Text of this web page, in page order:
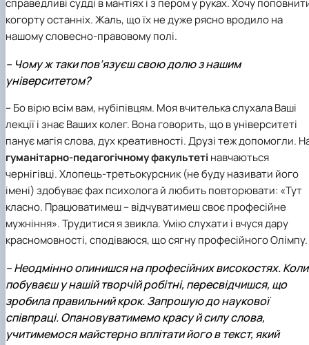
справедливі судді в мантіях і з пером у руках. Хочу
когорту останніх. Жаль, що їх не дуже рясно вродило на
нашому словесно-правовому полі.
– Чому ж таки пов’язуєш свою долю з нашим
університетом?
– Бо вірю всім вам, нубіпівцям. Моя вчителька слухала Ваші
лекції і знає Ваших колег. Вона говорить, що в університеті
панує магія слова, дух креативності. Друзі теж допомогли.
гуманітарно-педагогічному факультеті навчаються
чернігівці. Хлопець-третьокурсник (не буду називати його
імені) здобуває фах психолога й любить повторювати: «Тут
класно. Працюватимеш – відчуватимеш своє професійне
мужніння». Трудитися я звикла. Умію слухати і вчуся дару
красномовності, сподіваюся, що сягну професійного Олімпу.
– Неодмінно опинишся на професійних високостях. Коли
побуваєш у нашій творчій робітні, пересвідчишся, що
зробила правильний крок. Запрошую до наукової
співпраці. Опановуватимемо красу й силу слова,
учитимемося майстерно вплітати його в текст, який